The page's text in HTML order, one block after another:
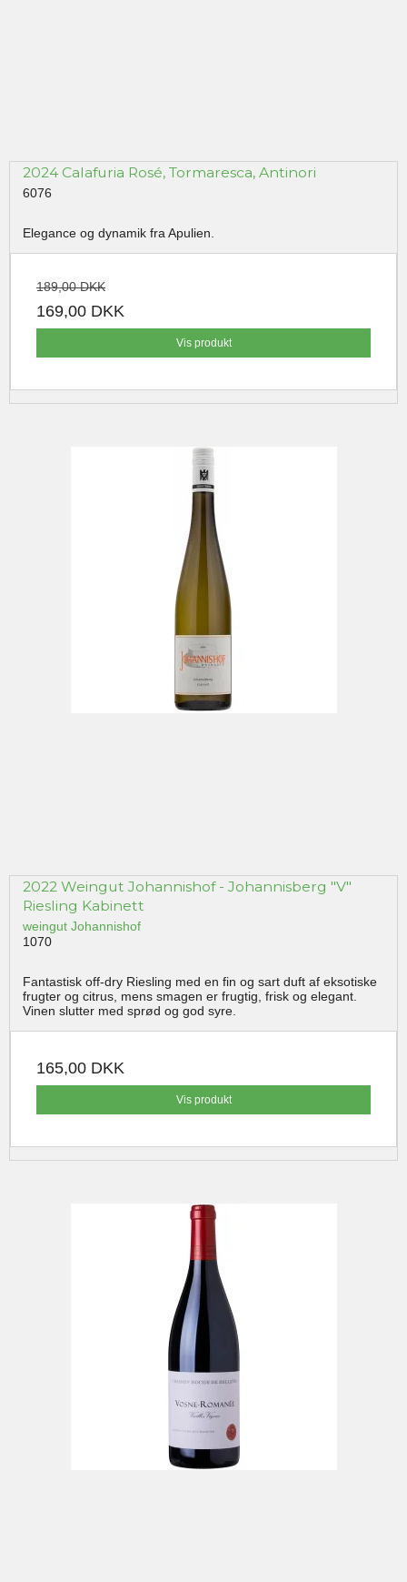
2024 Calafuria Rosé, Tormaresca, Antinori
6076
Elegance og dynamik fra Apulien.
189,00 DKK
169,00 DKK
Vis produkt
2022 Weingut Johannishof - Johannisberg "V"
Riesling Kabinett
weingut Johannishof
1070
Fantastisk off-dry Riesling med en fin og sart duft af eksotiske
frugter og citrus, mens smagen er frugtig, frisk og elegant.
Vinen slutter med sprød og god syre.
165,00 DKK
Vis produkt